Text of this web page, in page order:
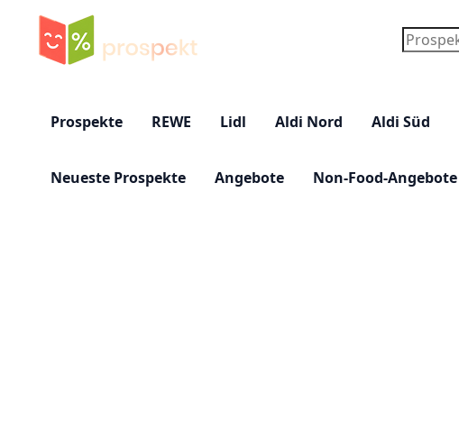
Suchen
Prospekte REWE Lidl Aldi Nord Aldi Süd
Neueste Prospekte Angebote Non-Food-Angebote